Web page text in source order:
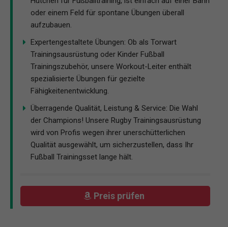
oder einem Feld für spontane Übungen überall
aufzubauen.
Expertengestaltete Übungen: Ob als Torwart
Trainingsausrüstung oder Kinder Fußball
Trainingszubehör, unsere Workout-Leiter enthält
spezialisierte Übungen für gezielte
Fähigkeitenentwicklung.
Überragende Qualität, Leistung & Service: Die Wahl
der Champions! Unsere Rugby Trainingsausrüstung
wird von Profis wegen ihrer unerschütterlichen
Qualität ausgewählt, um sicherzustellen, dass Ihr
Fußball Trainingsset lange hält.
Preis prüfen